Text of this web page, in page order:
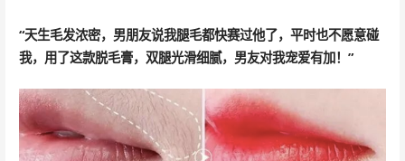
“天生毛发浓密，男朋友说我腿毛都快赛过他了，平时也不愿意碰
我，用了这款脱毛膏，双腿光滑细腻，男友对我宠爱有加！”